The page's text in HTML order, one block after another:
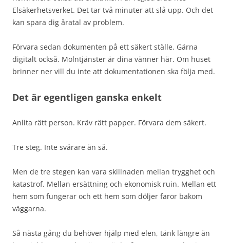
Elsäkerhetsverket. Det tar två minuter att slå upp. Och det
kan spara dig åratal av problem.
Förvara sedan dokumenten på ett säkert ställe. Gärna
digitalt också. Molntjänster är dina vänner här. Om huset
brinner ner vill du inte att dokumentationen ska följa med.
Det är egentligen ganska enkelt
Anlita rätt person. Kräv rätt papper. Förvara dem säkert.
Tre steg. Inte svårare än så.
Men de tre stegen kan vara skillnaden mellan trygghet och
katastrof. Mellan ersättning och ekonomisk ruin. Mellan ett
hem som fungerar och ett hem som döljer faror bakom
väggarna.
Så nästa gång du behöver hjälp med elen, tänk längre än